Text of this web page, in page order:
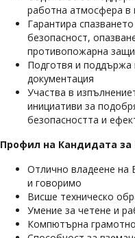
работна атмосфера в
Гарантира
безопасност,
противопожарна
Подготвя и поддържа
документация
Участва в
инициативи за
безопасността и
Профил на Кандидата
Отлично владеене на
и говоримо
Висше техническо
Умение за четене и
Компютърна